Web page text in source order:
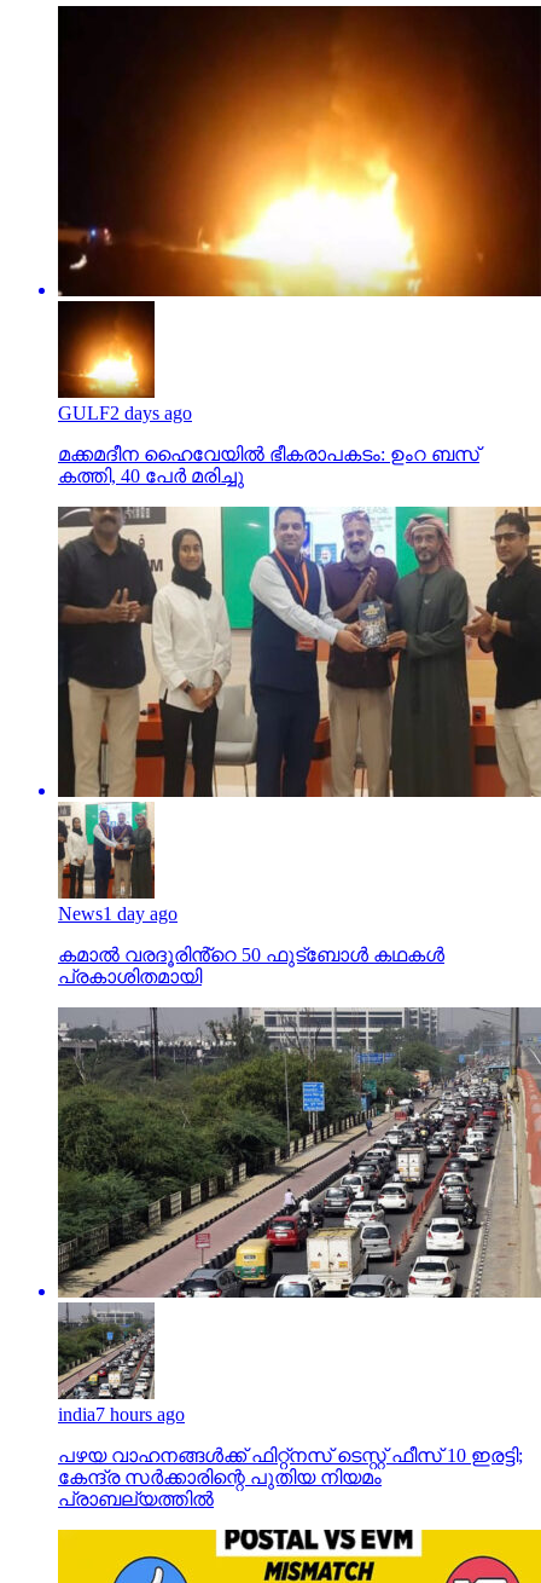
GULF2 days ago
മക്കമദീന ഹൈവേയില്‍ ഭീകരാപകടം: ഉംറ ബസ്
കത്തി, 40 പേര്‍ മരിച്ചു
News1 day ago
കമാൽ വരദൂരിൻ്റെ 50 ഫുട്ബോൾ കഥകൾ
പ്രകാശിതമായി
india7 hours ago
പഴയ വാഹനങ്ങള്‍ക്ക് ഫിറ്റ്‌നസ് ടെസ്റ്റ് ഫീസ് 10 ഇരട്ടി;
കേന്ദ്ര സര്‍ക്കാരിന്റെ പുതിയ നിയമം
പ്രാബല്യത്തില്‍